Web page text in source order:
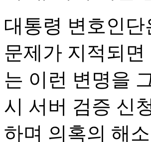
대통령 변호인
문제가 지적되
는 이런 변명을
시 서버 검증 신
하며 의혹의 해